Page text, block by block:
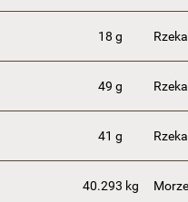
18 g
49 g
41 g
40.293 kg